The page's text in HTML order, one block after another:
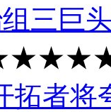
三巨
拓者